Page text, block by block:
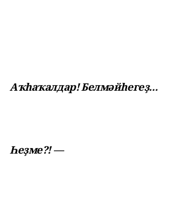
Аҡһаҡалдар! Белмәйһегеҙ...
Һеҙме?! —